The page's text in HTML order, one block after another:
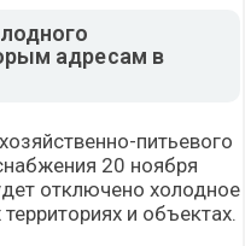
адресам в
питьевого
20 ноября
отключено холодное
и объектах.